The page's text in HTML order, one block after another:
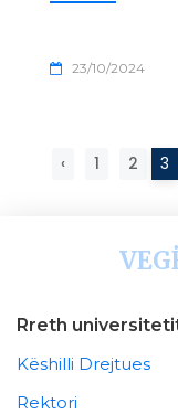
23/10/2024
‹ 1 2 3
Rreth
Këshilli Drejtues
Rektori